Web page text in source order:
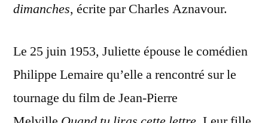
dimanches, écrite par Charles Aznavour.
Le 25 juin 1953, Juliette épouse le comédien
Philippe Lemaire qu’elle a rencontré sur le
tournage du film de Jean-Pierre